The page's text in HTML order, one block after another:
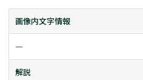
画像内文字情報
ー
解説